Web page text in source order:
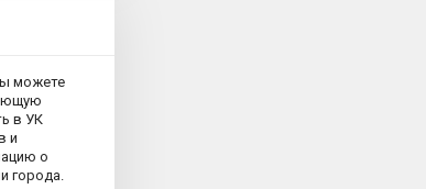
можете
в УК
и
о
города.